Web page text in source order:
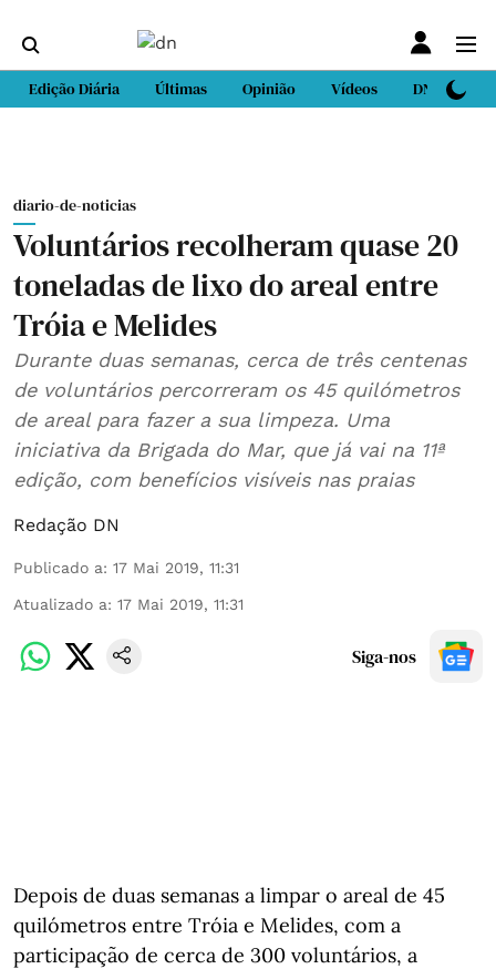
Edição Diária Últimas Opinião Vídeos DN Sport
diario-de-noticias
Voluntários recolheram quase 20
toneladas de lixo do areal entre
Tróia e Melides
Durante duas semanas, cerca de três centenas
de voluntários percorreram os 45 quilómetros
de areal para fazer a sua limpeza. Uma
iniciativa da Brigada do Mar, que já vai na 11ª
edição, com benefícios visíveis nas praias
Redação DN
Publicado a: 17 Mai 2019, 11:31
Atualizado a: 17 Mai 2019, 11:31
Siga-nos
Depois de duas semanas a limpar o areal de 45
quilómetros entre Tróia e Melides, com a
participação de cerca de 300 voluntários, a